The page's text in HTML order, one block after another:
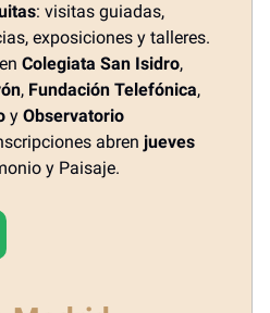
: visitas guiadas,
exposiciones y talleres.
Colegiata San Isidro,
, Fundación Telefónica,
y Observatorio
abren jueves
y Paisaje.